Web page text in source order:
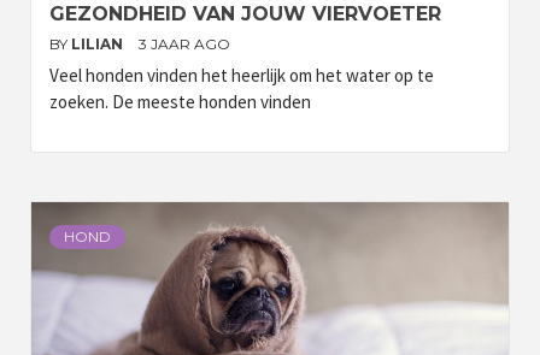
GEZONDHEID VAN JOUW VIERVOETER
BY LILIAN 3 JAAR AGO
Veel honden vinden het heerlijk om het water op te
zoeken. De meeste honden vinden
HOND